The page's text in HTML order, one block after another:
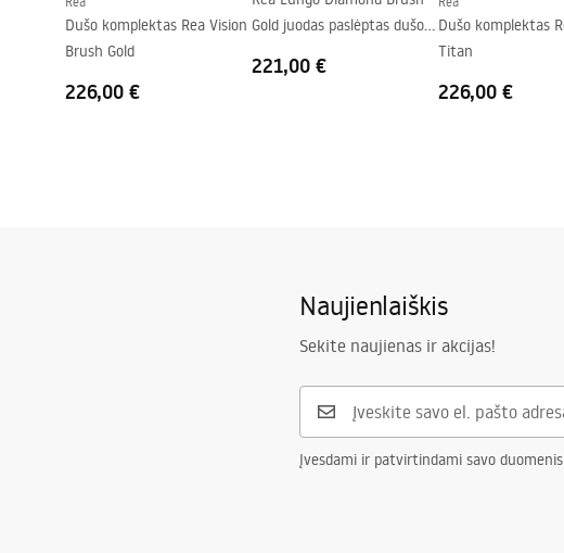
Dušo komplektas Rea Vision
Brush Gold
226,00 €
Gold juodas paslėptas dušo
221,00 €
Dušo komplektas
Titan
226,00 €
Naujienlaiškis
Sekite naujienas ir akcijas!
Įvesdami ir patvirtindami savo